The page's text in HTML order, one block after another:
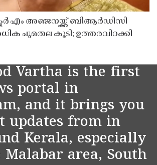
എം അഞ്ജനയ്ക്ക് ബിആർഡിസി
ചുമതല കൂടി; ഉത്തരവിറക്കി
Vartha is the first
portal in
and it brings you
updates from in
Kerala, especially
area, South